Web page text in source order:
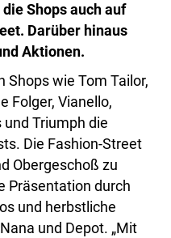
Shops auch auf
Darüber hinaus
Aktionen.
Shops wie Tom Tailor,
Folger, Vianello,
und Triumph die
Die Fashion-Street
Obergeschoß zu
Präsentation durch
und herbstliche
und Depot. „Mit